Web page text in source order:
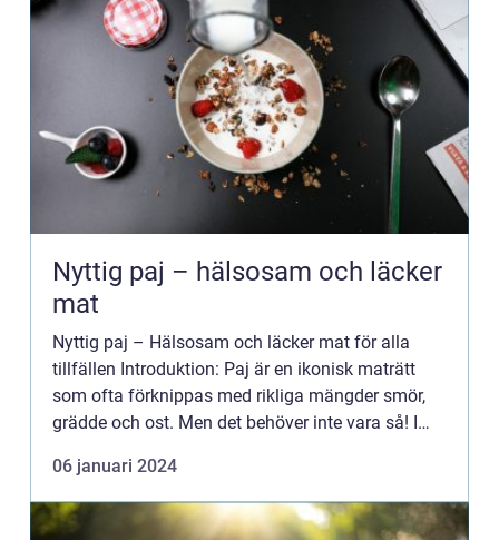
Nyttig paj – hälsosam och läcker
mat
Nyttig paj – Hälsosam och läcker mat för alla
tillfällen Introduktion: Paj är en ikonisk maträtt
som ofta förknippas med rikliga mängder smör,
grädde och ost. Men det behöver inte vara så! I
nyttig...
06 januari 2024